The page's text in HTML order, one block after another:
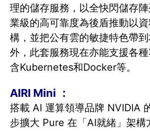
理的儲存服務，以全快閃儲存
業級的高可靠度為後盾推動以
構，並把公有雲的敏捷特色帶
外，此套服務現在亦能支援各
含Kubernetes和Docker等。
AIRI Mini ：
搭載 AI 運算領導品牌 NVIDIA
步擴大 Pure 在「AI就緒」架構